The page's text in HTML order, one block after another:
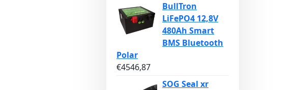
BullTron
LiFePO4 12,8V
480Ah Smart
BMS Bluetooth
Polar
€4546,87
SOG Seal xr